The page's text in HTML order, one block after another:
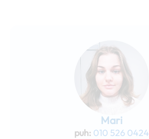
Mari
puh: 010 526 0424